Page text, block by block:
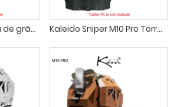
Máquina torradora de grãos de café Kaleido Sniper M10 Pro Kaleido Sniper M10 Pro Torrador de café gene torrador de café